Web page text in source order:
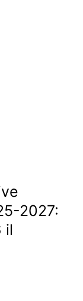
2027:
il